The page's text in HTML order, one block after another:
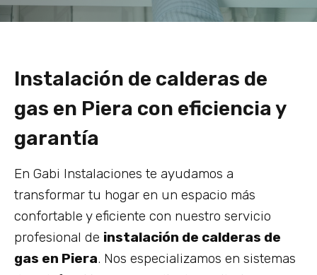
Instalación de calderas de
gas en Piera con eficiencia y
garantía
En Gabi Instalaciones te ayudamos a
transformar tu hogar en un espacio más
confortable y eficiente con nuestro servicio
profesional de instalación de calderas de
gas en Piera. Nos especializamos en sistemas